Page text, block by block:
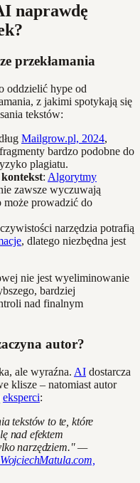
naprawdę
przekłamania
oddzielić hype od
z jakimi spotykają się
tekstów:
Mailgrow.pl, 2024,
bardzo podobne do
plagiatu.
: Algorytmy
zawsze wyczuwają
może prowadzić do
narzędzia potrafią
, dlatego niezbędna jest
nie jest wyeliminowanie
bardziej
nad finalnym
autor?
ale wyraźna. AI dostarcza
klisze – natomiast autor
eksperci:
tekstów to te, które
nad efektem
narzędziem." —
WojciechMatula.com,